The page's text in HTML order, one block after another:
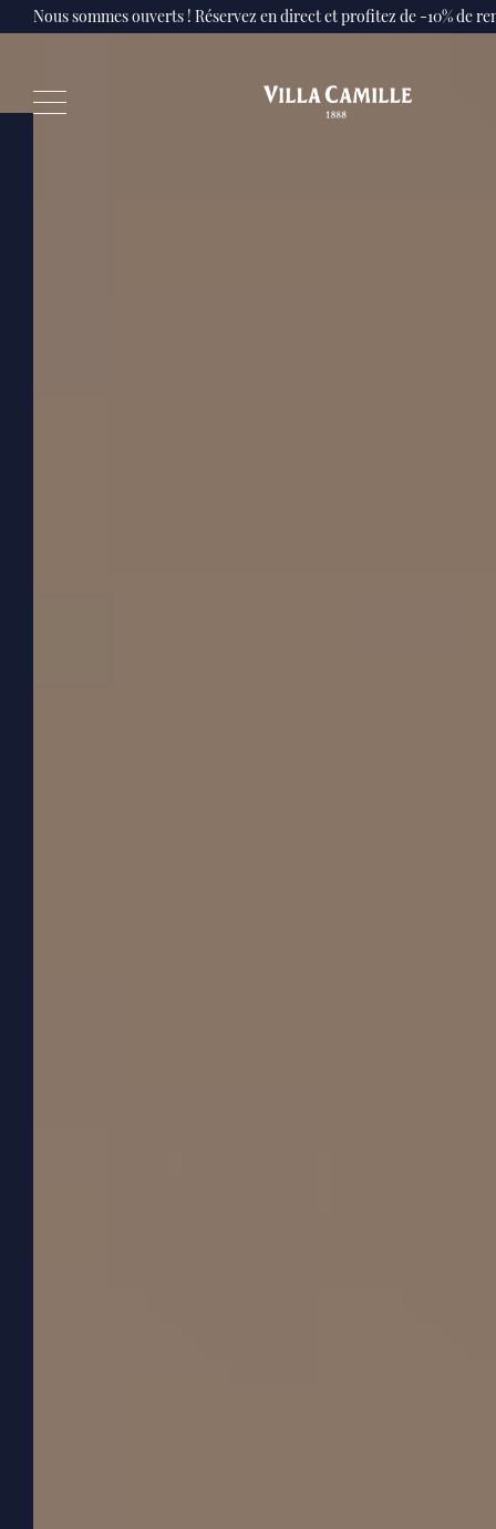
Nous sommes ouverts ! Réservez en direct et profitez de -10% de